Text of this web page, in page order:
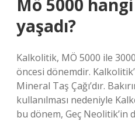
Mö 5000
yaşadı?
Kalkolitik, MÖ 5000 ile
öncesi dönemdir.
Mineral Taş Çağı’dır.
kullanılması nedeniyle
bu dönem, Geç Neolitik’in